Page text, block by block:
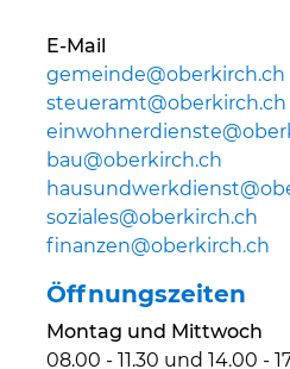
E-Mail
gemeinde@oberkirch.ch
steueramt@oberkirch.ch
bau@oberkirch.ch
soziales@oberkirch.ch
finanzen@oberkirch.ch
Öffnungszeiten
Montag und Mittwoch
08.00 - 11.30 und 14.00 -